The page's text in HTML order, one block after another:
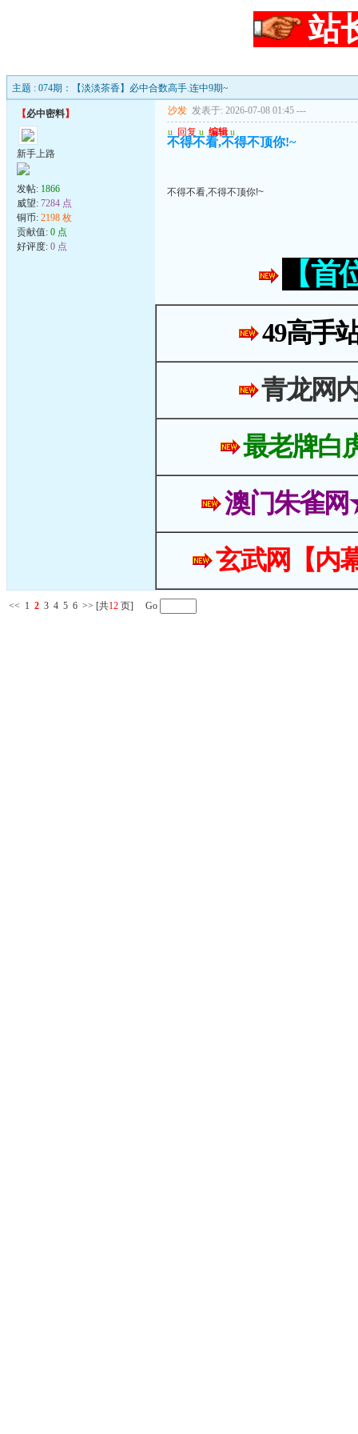
站
主题 : 074期：【淡淡茶香】必中合数高手.连中9期~
【必中密料】
新手上路
发帖: 1866
威望: 7284 点
铜币: 2198 枚
贡献值: 0 点
好评度: 0 点
沙发 发表于: 2026-07-08 01:45 ---
u 回复 u 编辑 u
不得不看,不得不顶你!~
不得不看,不得不顶你!~
【
49高手
青龙网
最老牌白
澳门朱雀
玄武网【内
<< 1 2 3 4 5 6 >> [共12 页] Go